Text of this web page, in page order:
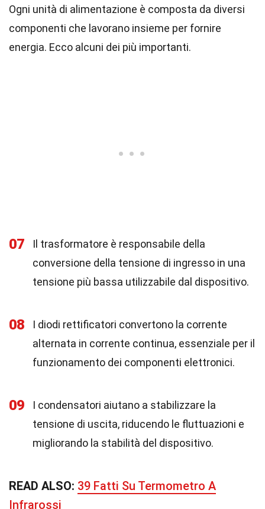
Ogni unità di alimentazione è composta da diversi
componenti che lavorano insieme per fornire
energia. Ecco alcuni dei più importanti.
07
Il trasformatore è responsabile della
conversione della tensione di ingresso in una
tensione più bassa utilizzabile dal dispositivo.
08
I diodi rettificatori convertono la corrente
alternata in corrente continua, essenziale per il
funzionamento dei componenti elettronici.
09
I condensatori aiutano a stabilizzare la
tensione di uscita, riducendo le fluttuazioni e
migliorando la stabilità del dispositivo.
READ ALSO: 39 Fatti Su Termometro A
Infrarossi